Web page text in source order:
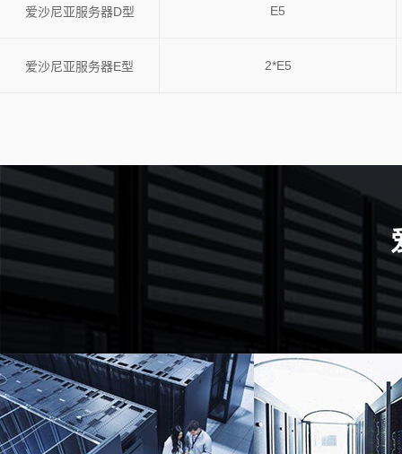
爱沙尼亚服务器D型 E5
爱沙尼亚服务器E型 2*E5